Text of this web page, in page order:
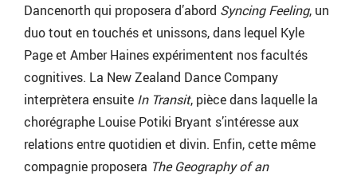
Dancenorth qui proposera d’abord Syncing Feeling, un
duo tout en touchés et unissons, dans lequel Kyle
Page et Amber Haines expérimentent nos facultés
cognitives. La New Zealand Dance Company
interprètera ensuite In Transit, pièce dans laquelle la
chorégraphe Louise Potiki Bryant s’intéresse aux
relations entre quotidien et divin. Enfin, cette même
compagnie proposera The Geography of an